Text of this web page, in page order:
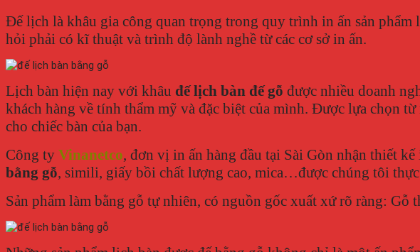
Đế lịch là khâu gia công quan trọng trong quy trình in ấn sản
hỏi phải có kĩ thuật và trình độ lành nghề từ các cơ sở in ấn.
Lịch bàn hiện nay với khâu đế lịch bàn đế gỗ được nhiều doanh
khách hàng về tính thẩm mỹ và đặc biệt của mình. Được lựa chọn
cho chiếc bàn của bạn.
Công ty Vinanetco, đơn vị in ấn hàng đầu tại Sài Gòn nhận thiết
bằng gỗ, simili, giấy bồi chất lượng cao, mica…được chúng tôi
Sản phẩm làm bằng gỗ tự nhiên, có nguồn gốc xuất xứ rõ ràng: